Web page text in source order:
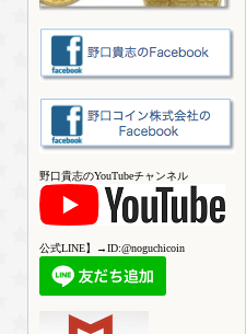
野口貴志のYouTubeチャンネル
公式LINE】→ID:@noguchicoin